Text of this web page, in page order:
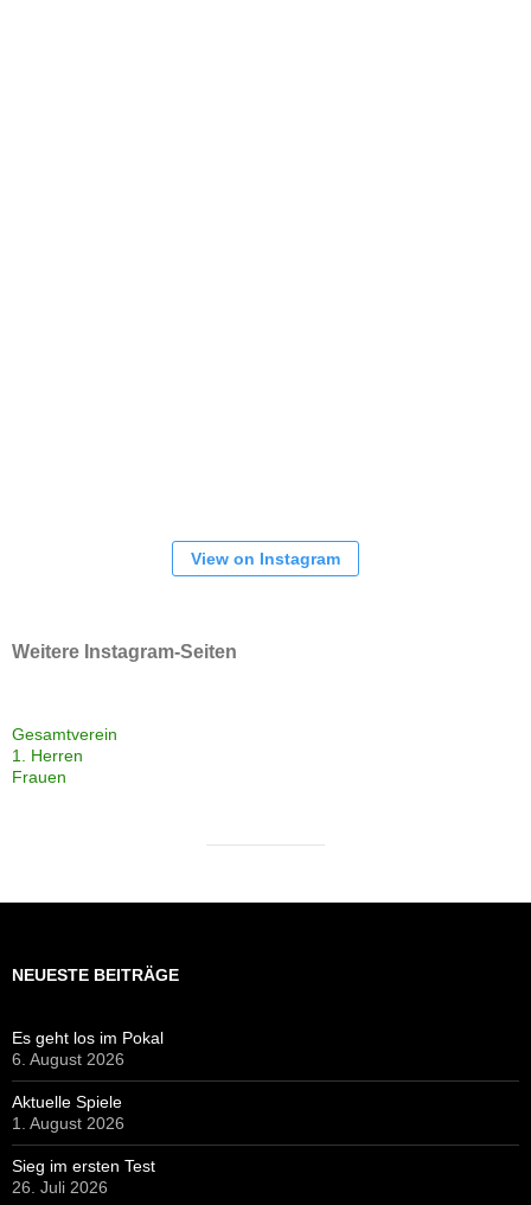
View on Instagram
Weitere Instagram-Seiten
Gesamtverein
1. Herren
Frauen
NEUESTE BEITRÄGE
Es geht los im Pokal
6. August 2026
Aktuelle Spiele
1. August 2026
Sieg im ersten Test
26. Juli 2026